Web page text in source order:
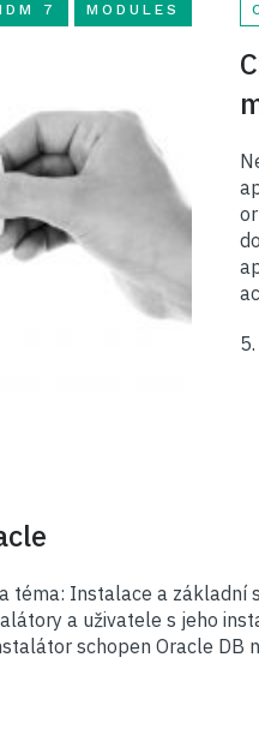
7 MODULES
téma: Instalace a
a uživatele s jeho
schopen Oracle